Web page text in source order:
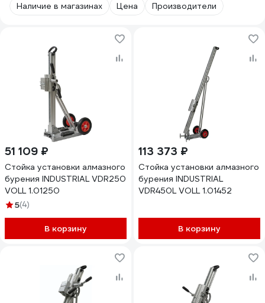
Наличие в магазинах Цена Производители
51 109 ₽
Стойка установки алмазного
бурения INDUSTRIAL VDR250
VOLL 1.01250
5(4)
В корзину
113 373 ₽
Стойка установки алмазного
бурения INDUSTRIAL
VDR450L VOLL 1.01452
В корзину